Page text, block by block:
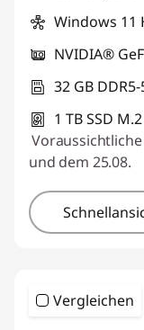
Windows 11
NVIDIA®
32 GB
1 TB SSD
und dem 25.08.
Vergleichen